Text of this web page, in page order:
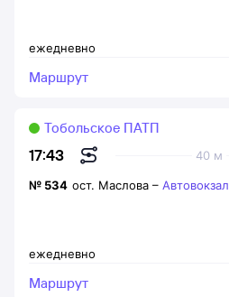
ежедневно
Маршрут
17:43 40 м
Тобольское ПАТП
ежедневно
№ 534 ост. Маслова – Автовокзал
Маршрут